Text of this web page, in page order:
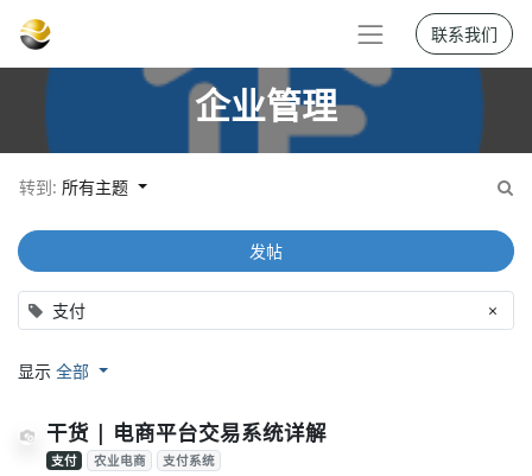
联系我们
企业管理
转到: 所有主题
支付 ×
发帖
显示 全部
干货 | 电商平台交易系统详解
支付 农业电商 支付系统